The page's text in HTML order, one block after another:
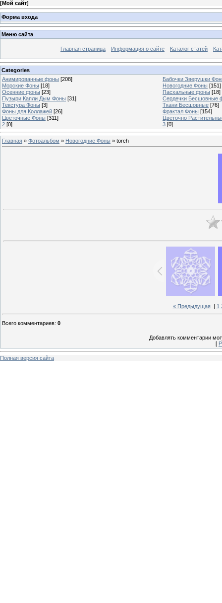
[Мой сайт]
Форма входа
Меню сайта
Главная страница Информация о сайте Каталог статей
Categories
Анимированные фоны [208]
Бабочки Зверушки
Морские Фоны [18] Новогодние Фоны [151]
Осенние фоны [23] Пасхальные фоны [18]
Пузыри Капли Дым Фоны [31]
Сердечки Бесшовные
Текстура Фоны [3] Ткани Бесшовные [76]
Фоны для Коллажей [26] Фрактал Фоны [154]
Цветочные Фоны [311]
Цветочно
2 [0] 3 [0]
Главная » Фотоальбом » Новогодние Фоны » torch
« Предыдущая| 1
Всего комментариев: 0
Добавлять комментарии
[
Полная версия сайта